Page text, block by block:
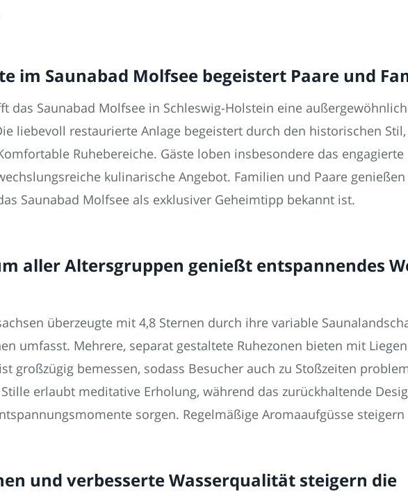
im Saunabad Molfsee begeistert Paare und
das Saunabad Molfsee in Schleswig-Holstein eine
liebevoll restaurierte Anlage begeistert durch den historischen
Ruhebereiche. Gäste loben insbesondere das
kulinarische Angebot. Familien und Paare
Saunabad Molfsee als exklusiver Geheimtipp bekannt ist.
aller Altersgruppen genießt entspannendes
überzeugte mit 4,8 Sternen durch ihre variable
umfasst. Mehrere, separat gestaltete Ruhezonen bieten mit
großzügig bemessen, sodass Besucher auch zu Stoßzeiten
erlaubt meditative Erholung, während das zurückhaltende
sorgen. Regelmäßige Aromaaufgüsse
und verbesserte Wasserqualität steigern die